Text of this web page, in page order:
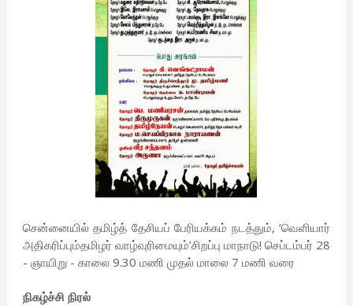
சென்னையில் தமிழ்த் தேசியப் பேரியக்கம் நடத்தும், ‘வெளியார்
அதிகரிப்பும்தமிழர் வாழ்வுரிமையும்’சிறப்பு மாநாடு! செப்டம்பர் 28
- ஞாயிறு - காலை 9.30 மணி முதல் மாலை 7 மணி வரை
நிகழ்ச்சி நிரல்